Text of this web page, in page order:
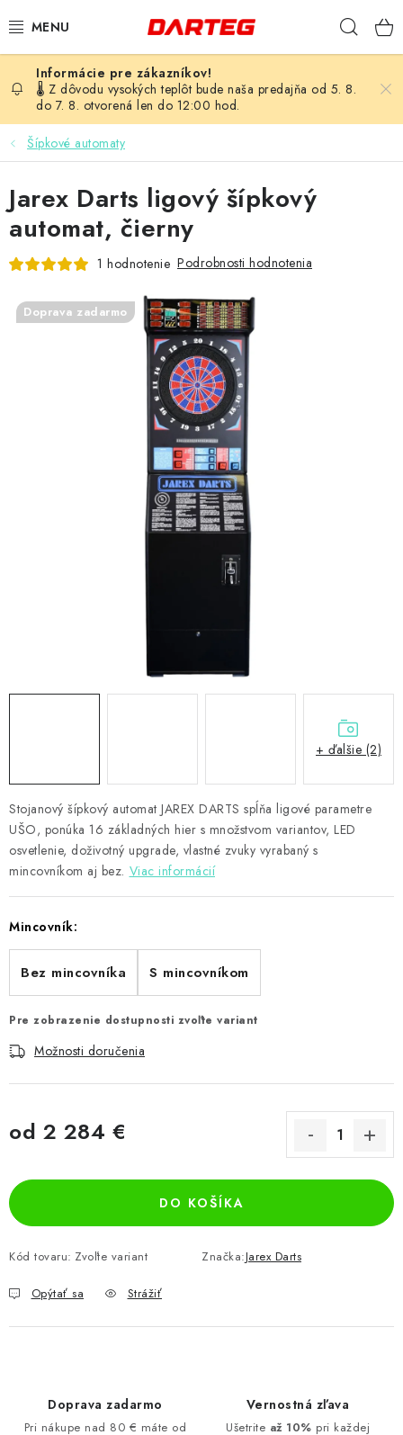
na
ŠÍPKY
TERČE
LETKY
NÁSADKY
HROTY
DARČEKOVÉ POUKAZY
🌡️ Z dôvodu vysokých teplôt bude naša predajňa od 5. 8.
do 7. 8. otvorená len do 12:00 hod.
Šípkové automaty
Stojanový šípkový automat JAREX DARTS spĺňa ligové parametre
UŠO, ponúka 16 základných hier s množstvom variantov, LED
osvetlenie, doživotný upgrade, vlastné zvuky vyrabaný s
mincovníkom aj bez. Viac informácií
Mincovník:
Bez mincovníka S mincovníkom
Pre zobrazenie dostupnosti zvoľte variant
Možnosti doručenia
od 2 284 €
DO KOŠÍKA
Kód tovaru: Zvoľte variant Značka:Jarex Darts
Opýtať sa Strážiť
Jarex Darts ligový šípkový
automat, čierny
1 hodnotenie Podrobnosti hodnotenia
Doprava zadarmo
+ ďalšie (2)
Doprava zadarmo
Pri nákupe nad 80 € máte od
Vernostná zľava
Ušetrite až 10% pri každej